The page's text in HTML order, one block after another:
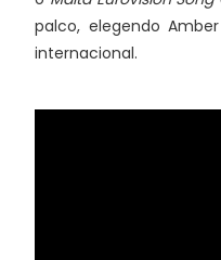
palco, elegendo
internacional.